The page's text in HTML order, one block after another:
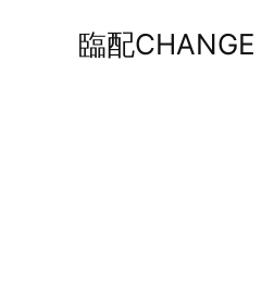
臨配CHANGE